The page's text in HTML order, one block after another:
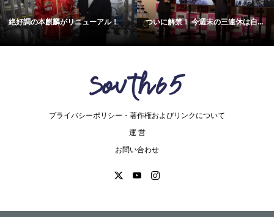
絶好調の本麒麟がリニューアル！ ついに解禁！ 今週末の三連休は自...
プライバシーポリシー・著作権およびリンクについて
運 営
お問い合わせ